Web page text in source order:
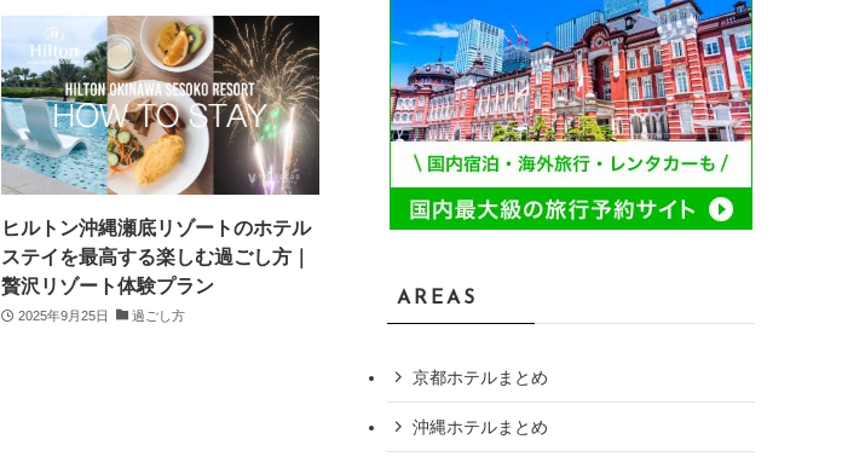
ヒルトン沖縄瀬底リゾートのホテル
ステイを最高する楽しむ過ごし方｜
贅沢リゾート体験プラン
2025年9月25日 過ごし方
AREAS
京都ホテルまとめ
沖縄ホテルまとめ